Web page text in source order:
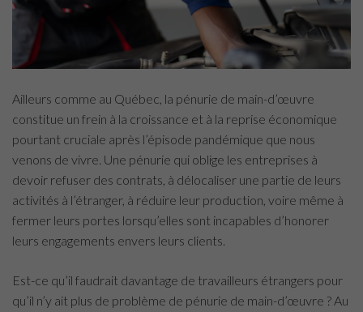
Ailleurs comme au Québec, la pénurie de main-d’œuvre
constitue un frein à la croissance et à la reprise économique
pourtant cruciale après l’épisode pandémique que nous
venons de vivre. Une pénurie qui oblige les entreprises à
devoir refuser des contrats, à délocaliser une partie de leurs
activités à l’étranger, à réduire leur production, voire même à
fermer leurs portes lorsqu’elles sont incapables d’honorer
leurs engagements envers leurs clients.
Est-ce qu’il faudrait davantage de travailleurs étrangers pour
qu’il n’y ait plus de problème de pénurie de main-d’œuvre ? Au